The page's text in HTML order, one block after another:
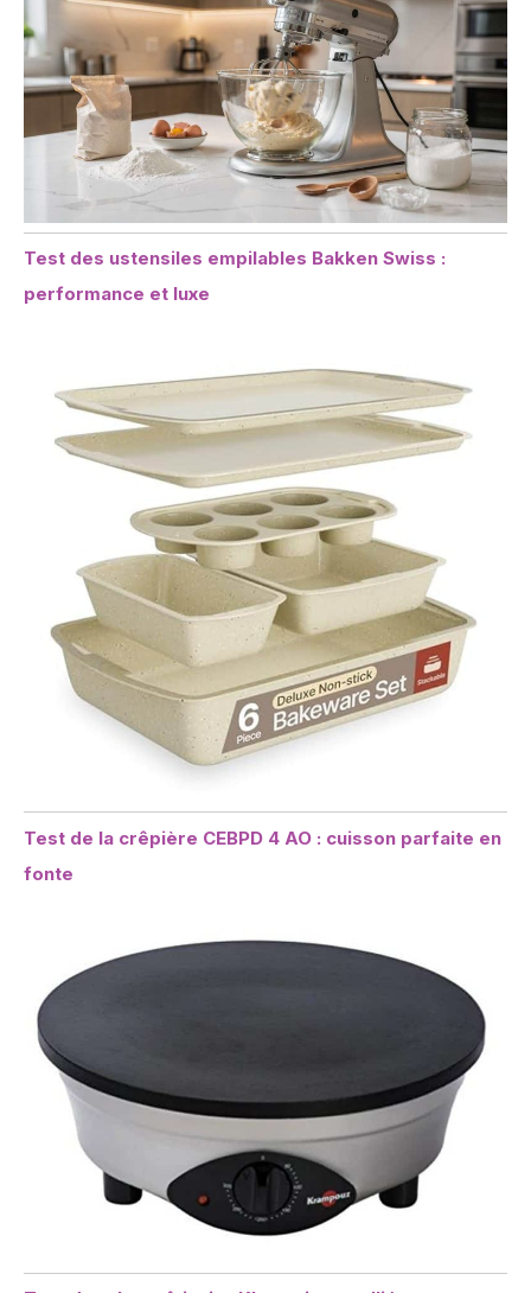
Test des ustensiles empilables Bakken Swiss :
performance et luxe
Test de la crêpière CEBPD 4 AO : cuisson parfaite en
fonte